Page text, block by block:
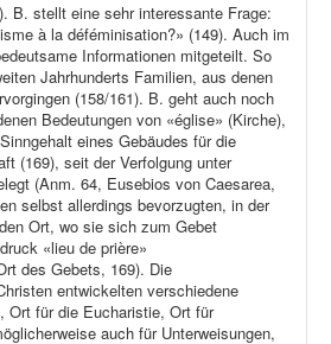
B. stellt eine sehr interessante Frage:
à la déféminisation?» (149). Auch im
Informationen mitgeteilt. So
Jahrhunderts Familien, aus denen
(158/161). B. geht auch noch
Bedeutungen von «église» (Kirche),
eines Gebäudes für die
(169), seit der Verfolgung unter
(Anm. 64, Eusebios von Caesarea,
selbst allerdings bevorzugten, in der
Ort, wo sie sich zum Gebet
«lieu de prière»
des Gebets, 169). Die
entwickelten verschiedene
Ort für die Eucharistie, Ort für
auch für Unterweisungen,